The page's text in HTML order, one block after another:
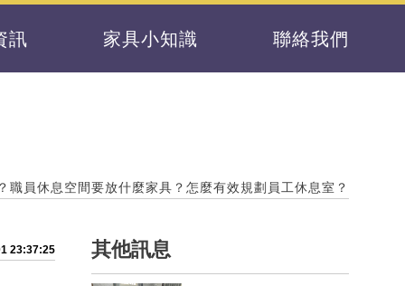
訊 家具小知識 聯絡我們
職員休息空間要放什麼家具？怎麼有效規劃員工休息室？
23:37:25 其他訊息